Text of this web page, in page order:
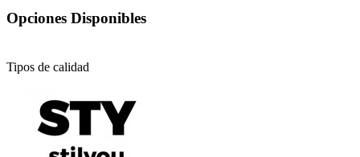
Opciones Disponibles
Tipos de calidad